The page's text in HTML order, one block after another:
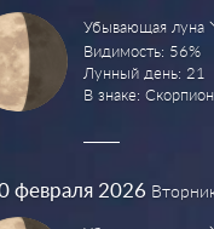
Убывающая луна
Видимость: 56%
Лунный день: 21
В знаке: Скорпион
февраля 2026